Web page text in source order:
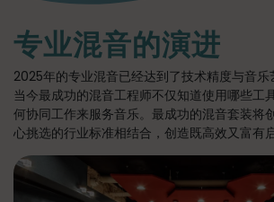
专业混音的演进
2025年的专业混音已经达到了技术精度与音乐
当今最成功的混音工程师不仅知道使用哪些
何协同工作来服务音乐。最成功的混音套装将
心挑选的行业标准相结合，创造既高效又富有